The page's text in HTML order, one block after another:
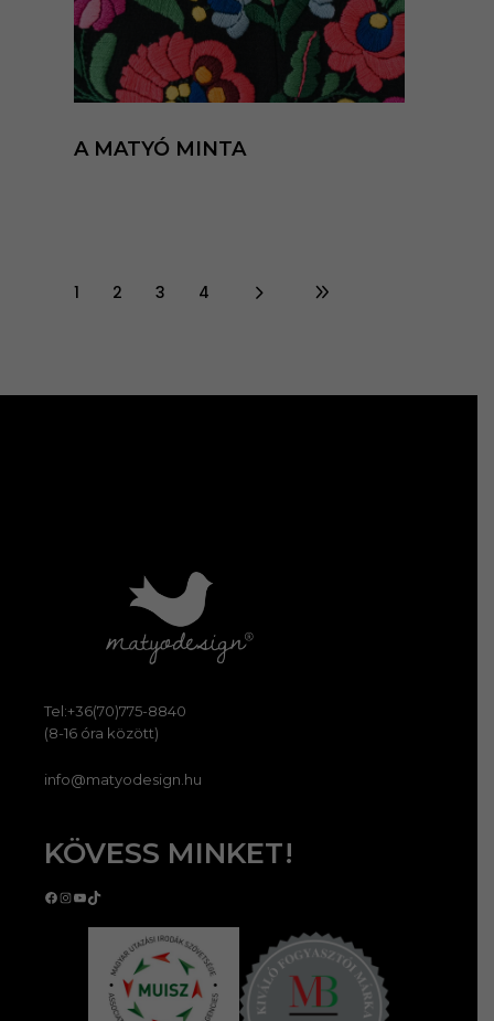
A MATYÓ MINTA
1 2 3 4
Tel:+36(70)775-8840
(8-16 óra között)
info@matyodesign.hu
KÖVESS MINKET!
Facebook
Instagram
YouTube
TikTok